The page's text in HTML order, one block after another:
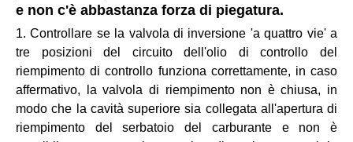
e non c'è abbastanza forza di piegatura.
1. Controllare se la valvola di inversione 'a quattro vie' a
tre posizioni del circuito dell'olio di controllo del
riempimento di controllo funziona correttamente, in caso
affermativo, la valvola di riempimento non è chiusa, in
modo che la cavità superiore sia collegata all'apertura di
riempimento del serbatoio del carburante e non è